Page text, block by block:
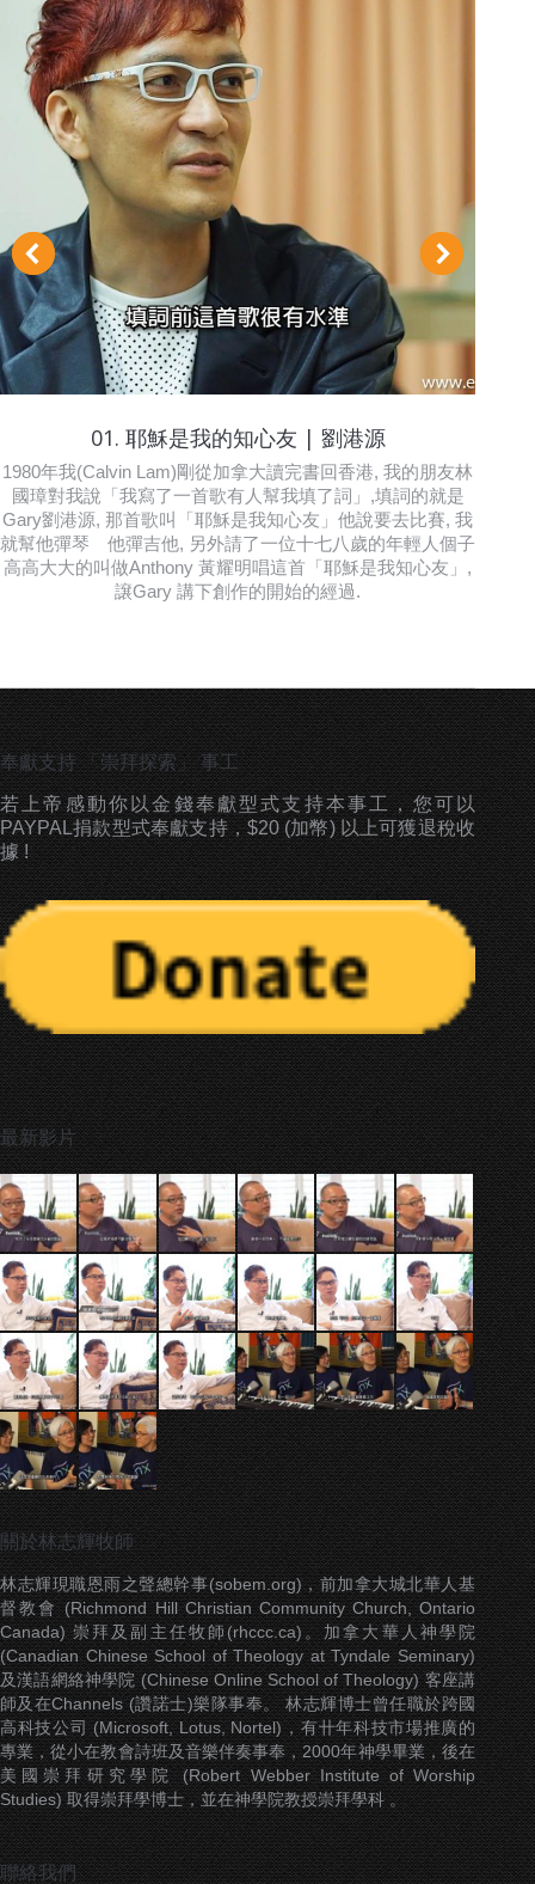
01. 耶穌是我的知心友 | 劉港源
1980年我(Calvin Lam)剛從加拿大讀完書回香港, 我的朋友林
國璋對我說「我寫了一首歌有人幫我填了詞」,填詞的就是
Gary劉港源, 那首歌叫「耶穌是我知心友」他說要去比賽, 我
就幫他彈琴 他彈吉他, 另外請了一位十七八歲的年輕人個子
高高大大的叫做Anthony 黃耀明唱這首「耶穌是我知心友」,
譲Gary 講下創作的開始的經過.
奉獻支持 「崇拜探索」 事工
若上帝感動你以金錢奉獻型式支持本事工，您可以
PAYPAL捐款型式奉獻支持，$20 (加幣) 以上可獲退稅收
據 !
最新影片
關於林志輝牧師
林志輝現職恩雨之聲總幹事(sobem.org)，前加拿大城北華人基
督教會 (Richmond Hill Christian Community Church, Ontario
Canada) 崇拜及副主任牧師(rhccc.ca)。加拿大華人神學院
(Canadian Chinese School of Theology at Tyndale Seminary)
及漢語網絡神學院 (Chinese Online School of Theology) 客座講
師及在Channels (讚諾士)樂隊事奉。 林志輝博士曾任職於跨國
高科技公司 (Microsoft, Lotus, Nortel)，有卄年科技市場推廣的
專業，從小在教會詩班及音樂伴奏事奉，2000年神學畢業，後在
美國崇拜研究學院 (Robert Webber Institute of Worship
Studies) 取得崇拜學博士，並在神學院教授崇拜學科 。
聯絡我們